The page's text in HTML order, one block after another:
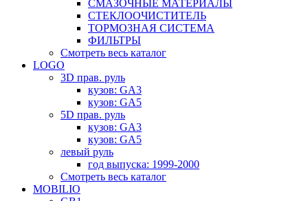
СМАЗОЧНЫЕ МАТЕРИАЛЫ
СТЕКЛООЧИСТИТЕЛЬ
ТОРМОЗНАЯ СИСТЕМА
ФИЛЬТРЫ
Смотреть весь каталог
LOGO
3D прав. руль
кузов: GA3
кузов: GA5
5D прав. руль
кузов: GA3
кузов: GA5
левый руль
год выпуска: 1999-2000
Смотреть весь каталог
MOBILIO